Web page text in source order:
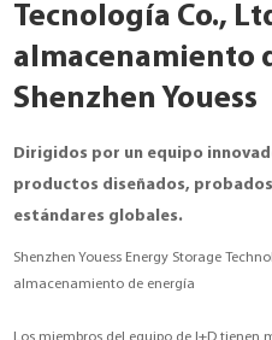
Noticias
Casos
Sobre
Tecnología Co.,
almacenamiento
Shenzhen Youess
Dirigidos por un equipo
productos diseñados,
estándares globales.
Shenzhen Youess Energy Storage
almacenamiento de energía